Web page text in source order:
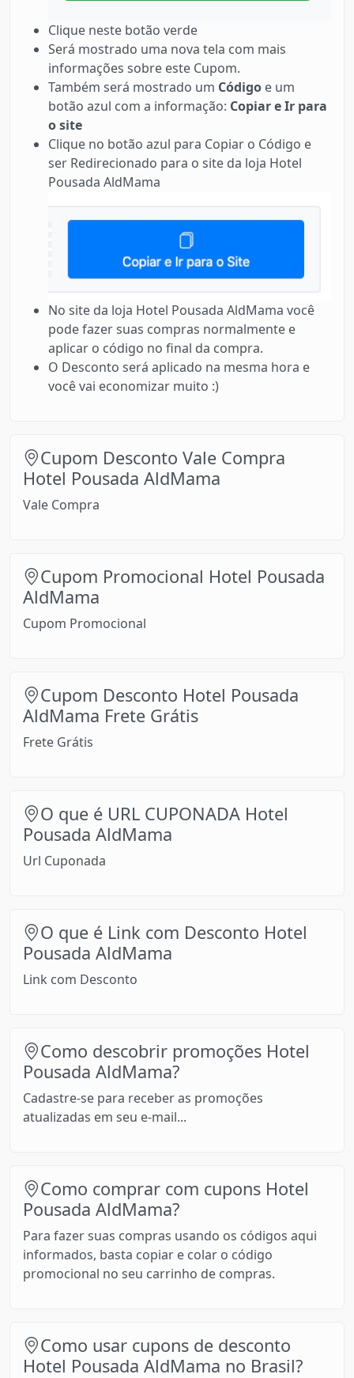
Clique neste botão verde
Será mostrado uma nova tela com mais
informações sobre este Cupom.
Também será mostrado um Código e um
botão azul com a informação: Copiar e Ir para
o site
Clique no botão azul para Copiar o Código e
ser Redirecionado para o site da loja Hotel
Pousada AldMama
No site da loja Hotel Pousada AldMama você
pode fazer suas compras normalmente e
aplicar o código no final da compra.
O Desconto será aplicado na mesma hora e
você vai economizar muito :)
Cupom Desconto Vale Compra
Hotel Pousada AldMama
Vale Compra
Cupom Promocional Hotel Pousada
AldMama
Cupom Promocional
Cupom Desconto Hotel Pousada
AldMama Frete Grátis
Frete Grátis
O que é URL CUPONADA Hotel
Pousada AldMama
Url Cuponada
O que é Link com Desconto Hotel
Pousada AldMama
Link com Desconto
Como descobrir promoções Hotel
Pousada AldMama?
Cadastre-se para receber as promoções
atualizadas em seu e-mail...
Como comprar com cupons Hotel
Pousada AldMama?
Para fazer suas compras usando os códigos aqui
informados, basta copiar e colar o código
promocional no seu carrinho de compras.
Como usar cupons de desconto
Hotel Pousada AldMama no Brasil?